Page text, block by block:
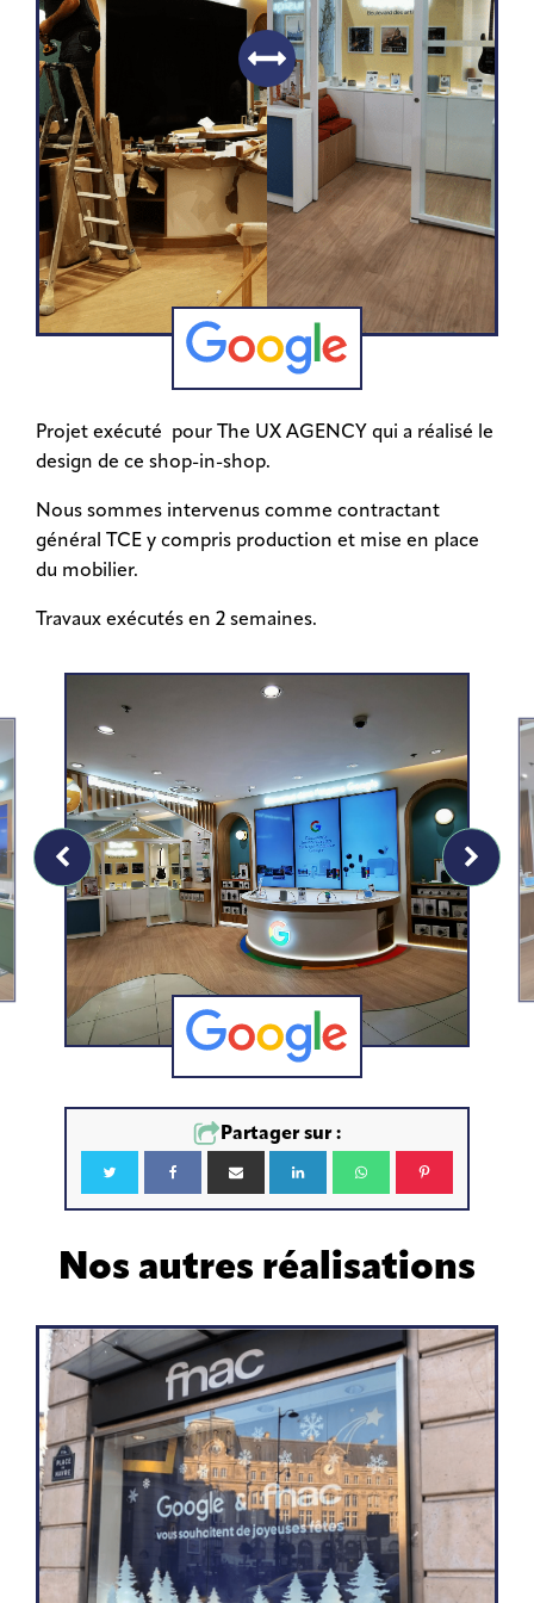
Projet exécuté pour The UX AGENCY qui a réalisé le
design de ce shop-in-shop.
Nous sommes intervenus comme contractant
général TCE y compris production et mise en place
du mobilier.
Travaux exécutés en 2 semaines.
Partager sur :
Nos autres réalisations